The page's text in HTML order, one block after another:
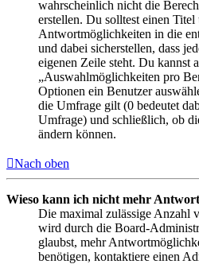
wahrscheinlich nicht die
erstellen. Du solltest einen
Antwortmöglichkeiten in die
und dabei sicherstellen, dass
eigenen Zeile steht. Du kannst
„Auswahlmöglichkeiten pro
Optionen ein Benutzer
die Umfrage gilt (0 bedeutet
Umfrage) und schließlich, ob
ändern können.
Nach oben
Wieso kann ich nicht mehr
Die maximal zulässige Anzahl
wird durch die Board-
glaubst, mehr
benötigen, kontaktiere einen